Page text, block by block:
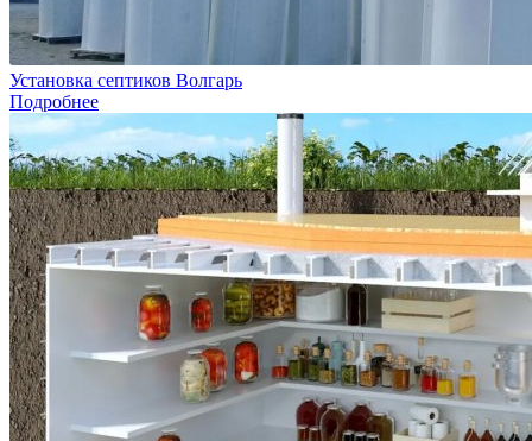
Установка септиков Волгарь
Подробнее